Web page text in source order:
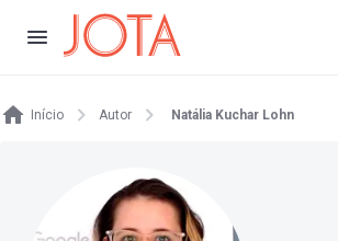
Início Autor Natália Kuchar Lohn